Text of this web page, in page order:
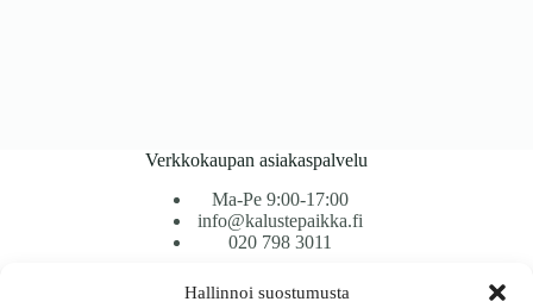
Hallinnoi suostumusta
Verkkokaupan asiakaspalvelu
Ma-Pe 9:00-17:00
info@kalustepaikka.fi
020 798 3011
Tavarantoimitus / Maksutavat